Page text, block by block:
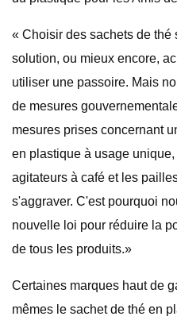
« Choisir des sachets de thé
solution, ou mieux encore,
utiliser une passoire. Mais
de mesures
mesures prises concernant
en plastique à usage
agitateurs à café et les
s'aggraver. C'est pourquoi
nouvelle loi pour réduire la
de tous les produits.»
Certaines marques haut de
mêmes le sachet de thé en